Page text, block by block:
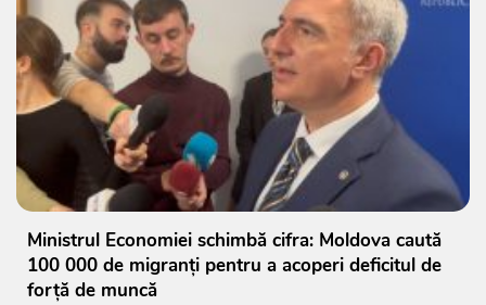
Ministrul Economiei schimbă cifra: Moldova caută
100 000 de migranți pentru a acoperi deficitul de
forță de muncă